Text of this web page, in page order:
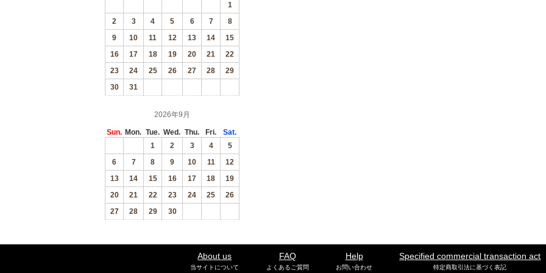
1
2
3 4 5 6 7
8
9
10 11 12 13 14
15
16
17 18 19 20 21
22
23
24 25 26 27 28
29
30
31
2026年9月
Sun. Mon. Tue. Wed. Thu. Fri.
Sat.
1
2 3 4
5
6
7 8 9 10 11
12
13
14 15 16 17 18
19
20
21 22 23 24 25
26
27
28 29 30
About us
当サイトについて
FAQ
よくあるご質問
Help
お問い合わせ
Specified commercial transaction act
特定商取引法に基づく表記